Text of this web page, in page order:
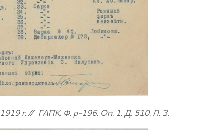
1919 г. // ГАПК. Ф. р-196. Оп. 1. Д. 510. Л. 3.